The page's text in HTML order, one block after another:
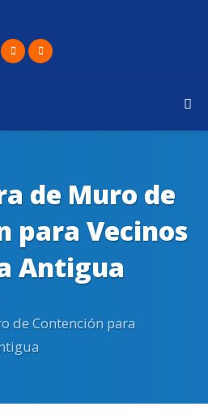
de Muro de
para Vecinos
Antigua
de Contención para